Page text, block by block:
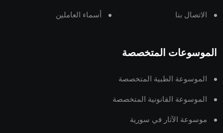
الاتصال بنا أسماء العاملين
الموسوعات المتخصصة
الموسوعة الطبية المتخصصة
الموسوعة القانونية المتخصصة
موسوعة الآثار في سورية